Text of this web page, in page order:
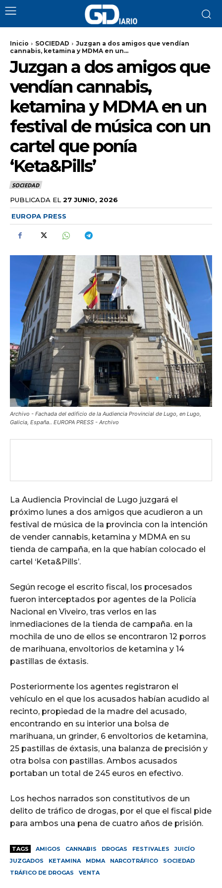
Inicio SOCIEDAD
Juzgan a dos amigos que vendían
cannabis, ketamina y MDMA en un...
Juzgan a dos amigos que
vendían cannabis,
ketamina y MDMA en un
festival de música con un
cartel que ponía
‘Keta&Pills’
SOCIEDAD
PUBLICADA EL 27 JUNIO, 2026
EUROPA PRESS
Archivo - Fachada del edificio de la Audiencia Provincial de Lugo, en Lugo,
Galicia, España.. EUROPA PRESS - Archivo
La Audiencia Provincial de Lugo juzgará el
próximo lunes a dos amigos que acudieron a un
festival de música de la provincia con la intención
de vender cannabis, ketamina y MDMA en su
tienda de campaña, en la que habían colocado el
cartel ‘Keta&Pills’.
Según recoge el escrito fiscal, los procesados
fueron interceptados por agentes de la Policía
Nacional en Viveiro, tras verlos en las
inmediaciones de la tienda de campaña. en la
mochila de uno de ellos se encontraron 12 porros
de marihuana, envoltorios de ketamina y 14
pastillas de éxtasis.
Posteriormente los agentes registraron el
vehículo en el que los acusados habían acudido al
recinto, propiedad de la madre del acusado,
encontrando en su interior una bolsa de
marihuana, un grinder, 6 envoltorios de ketamina,
25 pastillas de éxtasis, una balanza de precisión y
otra bolsa con pastillas. Ambos acusados
portaban un total de 245 euros en efectivo.
Los hechos narrados son constitutivos de un
delito de tráfico de drogas, por el que el fiscal pide
para ambos una pena de cuatro años de prisión.
TAGS AMIGOS CANNABIS DROGAS FESTIVALES
JUICÍO
JUZGADOS
KETAMINA MDMA NARCOTRÁFICO
SOCIEDAD
TRÁFICO DE DROGAS
VENTA